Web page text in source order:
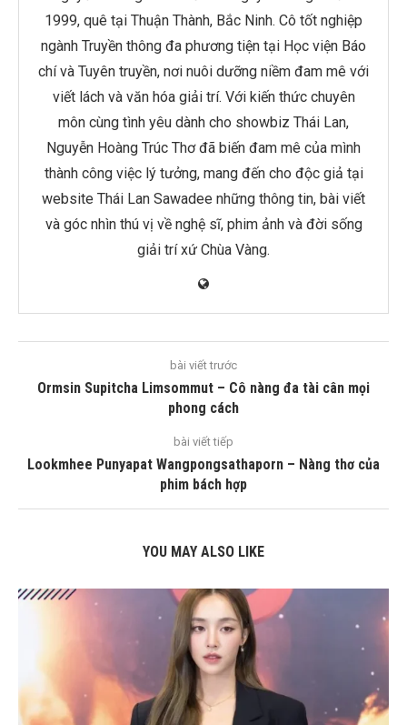
1999, quê tại Thuận Thành, Bắc Ninh. Cô tốt nghiệp
ngành Truyền thông đa phương tiện tại Học viện Báo
chí và Tuyên truyền, nơi nuôi dưỡng niềm đam mê với
viết lách và văn hóa giải trí. Với kiến thức chuyên
môn cùng tình yêu dành cho showbiz Thái Lan,
Nguyễn Hoàng Trúc Thơ đã biến đam mê của mình
thành công việc lý tưởng, mang đến cho độc giả tại
website Thái Lan Sawadee những thông tin, bài viết
và góc nhìn thú vị về nghệ sĩ, phim ảnh và đời sống
giải trí xứ Chùa Vàng.
bài viết trước
Ormsin Supitcha Limsommut – Cô nàng đa tài cân mọi
phong cách
bài viết tiếp
Lookmhee Punyapat Wangpongsathaporn – Nàng thơ của
phim bách hợp
YOU MAY ALSO LIKE